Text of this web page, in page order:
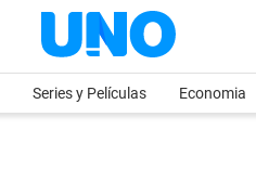
Series y Películas Economia